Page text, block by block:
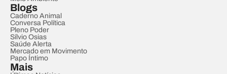
Blogs
Caderno Animal
Conversa Política
Pleno Poder
Sílvio Osias
Saúde Alerta
Mercado em Movimento
Papo Íntimo
Mais